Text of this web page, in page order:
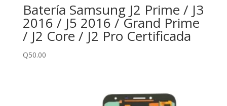
Batería Samsung J2 Prime / J3
2016 / J5 2016 / Grand Prime
/ J2 Core / J2 Pro Certificada
Q50.00